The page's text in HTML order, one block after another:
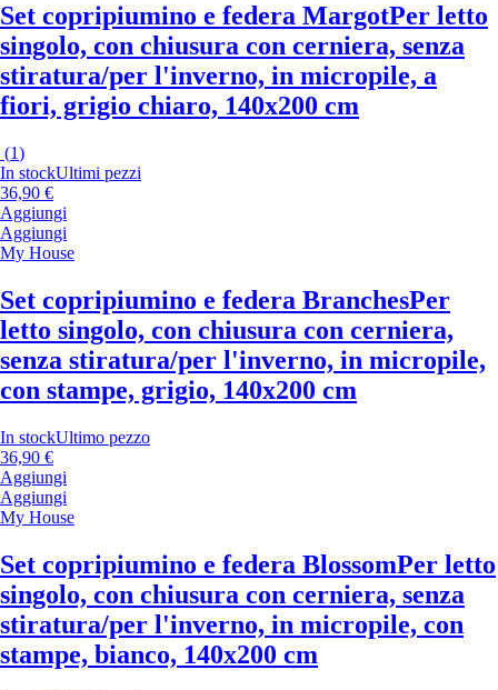
Set copripiumino e federa MargotPer letto
singolo, con chiusura con cerniera, senza
stiratura/per l'inverno, in micropile, a
fiori, grigio chiaro, 140x200 cm
(1)
In stockUltimi pezzi
36,90 €
Aggiungi
Aggiungi
My House
Set copripiumino e federa BranchesPer
letto singolo, con chiusura con cerniera,
senza stiratura/per l'inverno, in micropile,
con stampe, grigio, 140x200 cm
In stockUltimo pezzo
36,90 €
Aggiungi
Aggiungi
My House
Set copripiumino e federa BlossomPer letto
singolo, con chiusura con cerniera, senza
stiratura/per l'inverno, in micropile, con
stampe, bianco, 140x200 cm